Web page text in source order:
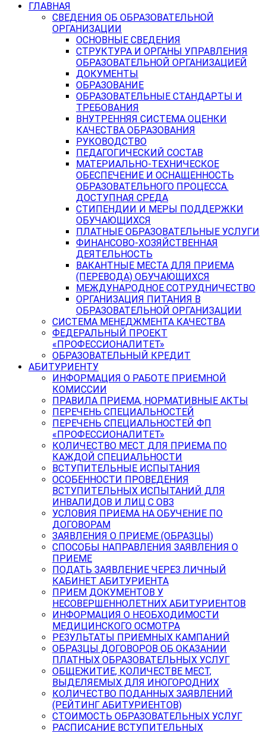
ГЛАВНАЯ
СВЕДЕНИЯ ОБ ОБРАЗОВАТЕЛЬНОЙ
ОРГАНИЗАЦИИ
ОСНОВНЫЕ СВЕДЕНИЯ
СТРУКТУРА И ОРГАНЫ УПРАВЛЕНИЯ
ОБРАЗОВАТЕЛЬНОЙ ОРГАНИЗАЦИЕЙ
ДОКУМЕНТЫ
ОБРАЗОВАНИЕ
ОБРАЗОВАТЕЛЬНЫЕ СТАНДАРТЫ И
ТРЕБОВАНИЯ
ВНУТРЕННЯЯ СИСТЕМА ОЦЕНКИ
КАЧЕСТВА ОБРАЗОВАНИЯ
РУКОВОДСТВО
ПЕДАГОГИЧЕСКИЙ СОСТАВ
МАТЕРИАЛЬНО-ТЕХНИЧЕСКОЕ
ОБЕСПЕЧЕНИЕ И ОСНАЩЕННОСТЬ
ОБРАЗОВАТЕЛЬНОГО ПРОЦЕССА.
ДОСТУПНАЯ СРЕДА
СТИПЕНДИИ И МЕРЫ ПОДДЕРЖКИ
ОБУЧАЮЩИХСЯ
ПЛАТНЫЕ ОБРАЗОВАТЕЛЬНЫЕ УСЛУГИ
ФИНАНСОВО-ХОЗЯЙСТВЕННАЯ
ДЕЯТЕЛЬНОСТЬ
ВАКАНТНЫЕ МЕСТА ДЛЯ ПРИЕМА
(ПЕРЕВОДА) ОБУЧАЮЩИХСЯ
МЕЖДУНАРОДНОЕ СОТРУДНИЧЕСТВО
ОРГАНИЗАЦИЯ ПИТАНИЯ В
ОБРАЗОВАТЕЛЬНОЙ ОРГАНИЗАЦИИ
СИСТЕМА МЕНЕДЖМЕНТА КАЧЕСТВА
ФЕДЕРАЛЬНЫЙ ПРОЕКТ
«ПРОФЕССИОНАЛИТЕТ»
ОБРАЗОВАТЕЛЬНЫЙ КРЕДИТ
АБИТУРИЕНТУ
ИНФОРМАЦИЯ О РАБОТЕ ПРИЕМНОЙ
КОМИССИИ
ПРАВИЛА ПРИЕМА, НОРМАТИВНЫЕ АКТЫ
ПЕРЕЧЕНЬ СПЕЦИАЛЬНОСТЕЙ
ПЕРЕЧЕНЬ СПЕЦИАЛЬНОСТЕЙ ФП
«ПРОФЕССИОНАЛИТЕТ»
КОЛИЧЕСТВО МЕСТ ДЛЯ ПРИЕМА ПО
КАЖДОЙ СПЕЦИАЛЬНОСТИ
ВСТУПИТЕЛЬНЫЕ ИСПЫТАНИЯ
ОСОБЕННОСТИ ПРОВЕДЕНИЯ
ВСТУПИТЕЛЬНЫХ ИСПЫТАНИЙ ДЛЯ
ИНВАЛИДОВ И ЛИЦ С ОВЗ
УСЛОВИЯ ПРИЕМА НА ОБУЧЕНИЕ ПО
ДОГОВОРАМ
ЗАЯВЛЕНИЯ О ПРИЕМЕ (ОБРАЗЦЫ)
СПОСОБЫ НАПРАВЛЕНИЯ ЗАЯВЛЕНИЯ О
ПРИЕМЕ
ПОДАТЬ ЗАЯВЛЕНИЕ ЧЕРЕЗ ЛИЧНЫЙ
КАБИНЕТ АБИТУРИЕНТА
ПРИЕМ ДОКУМЕНТОВ У
НЕСОВЕРШЕННОЛЕТНИХ АБИТУРИЕНТОВ
ИНФОРМАЦИЯ О НЕОБХОДИМОСТИ
МЕДИЦИНСКОГО ОСМОТРА
РЕЗУЛЬТАТЫ ПРИЕМНЫХ КАМПАНИЙ
ОБРАЗЦЫ ДОГОВОРОВ ОБ ОКАЗАНИИ
ПЛАТНЫХ ОБРАЗОВАТЕЛЬНЫХ УСЛУГ
ОБЩЕЖИТИЕ, КОЛИЧЕСТВЕ МЕСТ,
ВЫДЕЛЯЕМЫХ ДЛЯ ИНОГОРОДНИХ
КОЛИЧЕСТВО ПОДАННЫХ ЗАЯВЛЕНИЙ
(РЕЙТИНГ АБИТУРИЕНТОВ)
СТОИМОСТЬ ОБРАЗОВАТЕЛЬНЫХ УСЛУГ
РАСПИСАНИЕ ВСТУПИТЕЛЬНЫХ